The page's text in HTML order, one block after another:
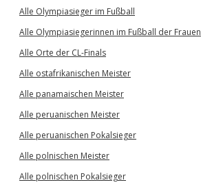
Alle Olympiasieger im Fußball
Alle Olympiasiegerinnen im Fußball der Frauen
Alle Orte der CL-Finals
Alle ostafrikanischen Meister
Alle panamaischen Meister
Alle peruanischen Meister
Alle peruanischen Pokalsieger
Alle polnischen Meister
Alle polnischen Pokalsieger